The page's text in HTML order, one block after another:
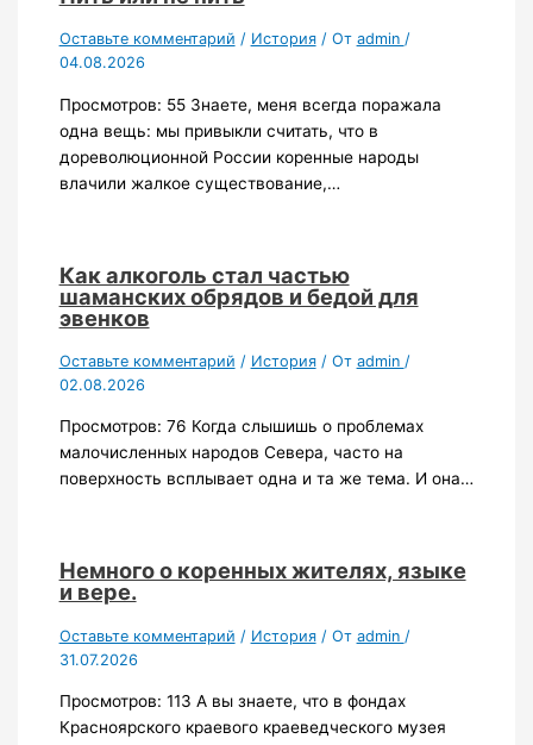
Оставьте комментарий / История/ От admin /
04.08.2026
Просмотров: 55 Знаете, меня всегда поражала
одна вещь: мы привыкли считать, что в
дореволюционной России коренные народы
влачили жалкое существование,…
Как алкоголь стал частью
шаманских обрядов и бедой для
эвенков
Оставьте комментарий / История/ От admin /
02.08.2026
Просмотров: 76 Когда слышишь о проблемах
малочисленных народов Севера, часто на
поверхность всплывает одна и та же тема. И она…
Немного о коренных жителях, языке
и вере.
Оставьте комментарий / История/ От admin /
31.07.2026
Просмотров: 113 А вы знаете, что в фондах
Красноярского краевого краеведческого музея